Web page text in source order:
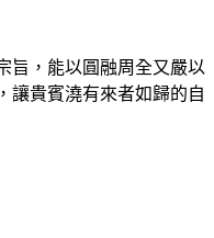
旨，能以圓融周全又嚴以
讓貴賓澆有來者如歸的自